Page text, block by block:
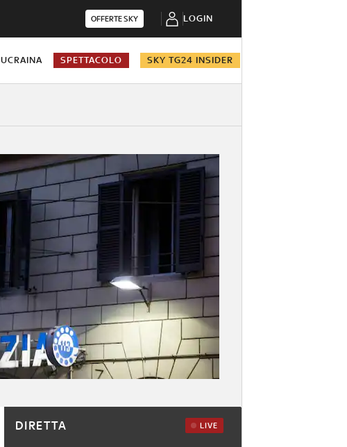
OFFERTE SKY LOGIN
UCRAINA SPETTACOLO SKY TG24 INSIDER
DIRETTA LIVE